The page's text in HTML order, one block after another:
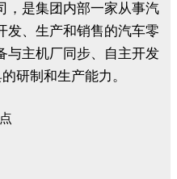
，是集团内部一家从事汽
发、生产和销售的汽车零
与主机厂同步、自主开发
研制和生产能力。